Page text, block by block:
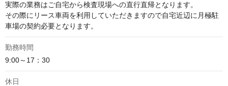
実際の業務はご自宅から検査現場への直行直帰となります。
その際にリース車両を利用していただきますので自宅近辺に月極駐
車場の契約必要となります。
勤務時間
9:00～17：30
休日